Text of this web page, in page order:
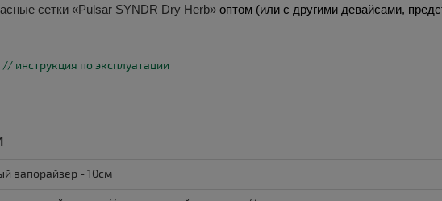
сетки «Pulsar SYNDR Dry Herb» оптом (или с другими девайсами,
инструкция по эксплуатации
вапорайзер - 10см